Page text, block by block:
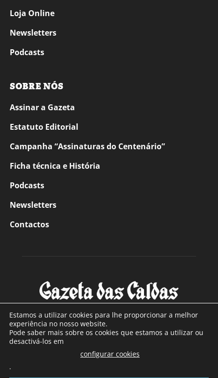
Loja Online
Newsletters
Podcasts
SOBRE NÓS
Assinar a Gazeta
Estatuto Editorial
Campanha “Assinaturas do Centenário”
Ficha técnica e História
Podcasts
Newsletters
Contactos
SOBRE NÓS
Com sede nas Caldas da Rainha e mais de 90 anos de
Estamos a utilizar cookies para lhe proporcionar a melhor
experiência no nosso website.
Pode saber mais sobre os cookies que estamos a utilizar ou
desactivá-los em
configurar cookies
.